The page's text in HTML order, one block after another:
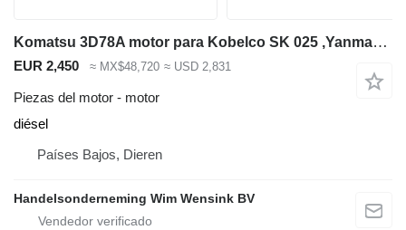
Komatsu 3D78A motor para Kobelco SK 025 ,Yanmar 22-2 excavadora
EUR 2,450 ≈ MX$48,720 ≈ USD 2,831
Piezas del motor - motor
diésel
Países Bajos, Dieren
Handelsonderneming Wim Wensink BV